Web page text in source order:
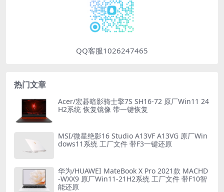
QQ客服1026247465
热门文章
Acer/宏碁暗影骑士擎7S SH16-72 原厂Win11 24
H2系统 恢复镜像 带一键恢复
MSI/微星绝影16 Studio A13VF A13VG 原厂Win
dows11系统 工厂文件 带F3一键还原
华为/HUAWEI MateBook X Pro 2021款 MACHD
-WXX9 原厂Win11-21H2系统 工厂文件 带F10智
能还原